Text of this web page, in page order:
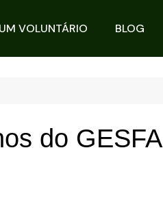
VOLUNTÁRIO BLOG
do GESFA